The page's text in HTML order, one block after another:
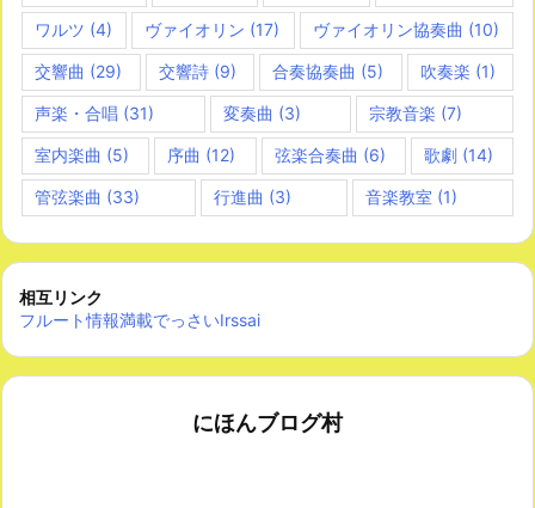
ワルツ (4) ヴァイオリン (17) ヴァイオリン協奏曲 (10)
交響曲 (29) 交響詩(9) 合奏協奏曲 (5) 吹奏楽 (1)
声楽・合唱 (31) 変奏曲 (3) 宗教音楽 (7)
室内楽曲 (5) 序曲 (12) 弦楽合奏曲 (6) 歌劇(14)
管弦楽曲 (33) 行進曲 (3) 音楽教室 (1)
相互リンク
フルート情報満載でっさいIrssai
にほんブログ村